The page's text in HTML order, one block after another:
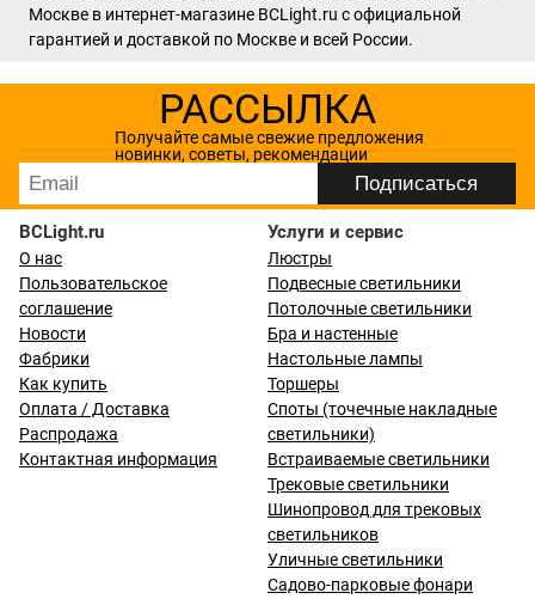
Москве в интернет-магазине BCLight.ru с официальной
гарантией и доставкой по Москве и всей России.
РАССЫЛКА
Получайте самые свежие предложения
новинки, советы, рекомендации
BCLight.ru
О нас
Пользовательское
соглашение
Новости
Фабрики
Как купить
Оплата / Доставка
Распродажа
Контактная информация
Услуги и сервис
Люстры
Подвесные светильники
Потолочные светильники
Бра и настенные
Настольные лампы
Торшеры
Споты (точечные накладные
светильники)
Встраиваемые светильники
Трековые светильники
Шинопровод для трековых
светильников
Уличные светильники
Садово-парковые фонари